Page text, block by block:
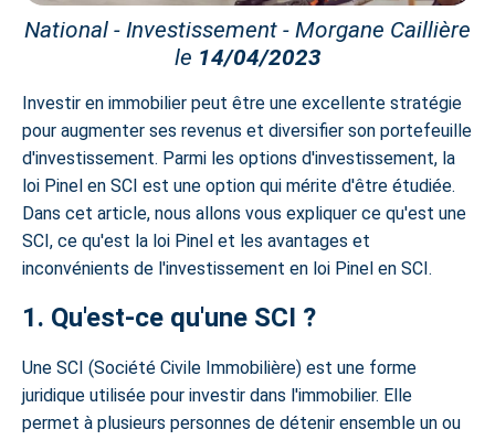
National - Investissement - Morgane Caillière
le 14/04/2023
Investir en immobilier peut être une excellente stratégie
pour augmenter ses revenus et diversifier son portefeuille
d'investissement. Parmi les options d'investissement, la
loi Pinel en SCI est une option qui mérite d'être étudiée.
Dans cet article, nous allons vous expliquer ce qu'est une
SCI, ce qu'est la loi Pinel et les avantages et
inconvénients de l'investissement en loi Pinel en SCI.
1. Qu'est-ce qu'une SCI ?
Une SCI (Société Civile Immobilière) est une forme
juridique utilisée pour investir dans l'immobilier. Elle
permet à plusieurs personnes de détenir ensemble un ou